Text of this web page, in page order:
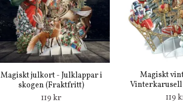
Magiskt julkort - Julklappar i
skogen (Fraktfritt)
119 kr
Magiskt
119